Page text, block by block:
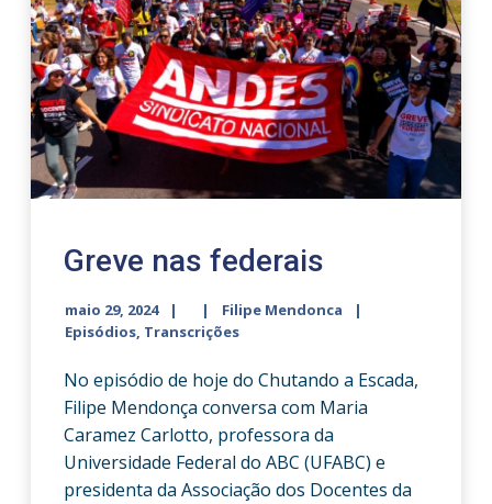
Greve nas federais
maio 29, 2024
Filipe Mendonca
Episódios, Transcrições
No episódio de hoje do Chutando a Escada,
Filipe Mendonça conversa com Maria
Caramez Carlotto, professora da
Universidade Federal do ABC (UFABC) e
presidenta da Associação dos Docentes da